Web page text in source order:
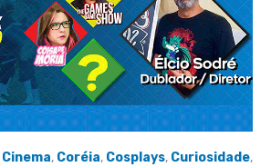
Cinema, Coréia, Cosplays, Curiosidade,